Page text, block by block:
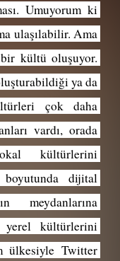
Umuyorum ki
ulaşılabilir. Ama
kültü oluşuyor.
ya da
çok daha
vardı, orada
kültürlerini
dijital
yerel kültürlerini
ülkesiyle Twitter